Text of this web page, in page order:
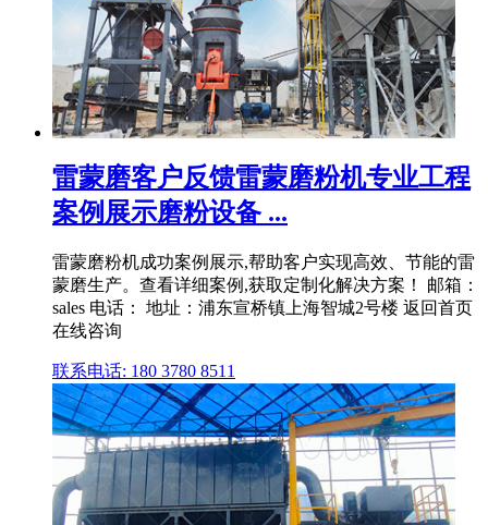
雷蒙磨客户反馈雷蒙磨粉机专业工程
案例展示磨粉设备 ...
雷蒙磨粉机成功案例展示,帮助客户实现高效、节能的雷
蒙磨生产。查看详细案例,获取定制化解决方案！ 邮箱：
sales 电话： 地址：浦东宣桥镇上海智城2号楼 返回首页
在线咨询
联系电话: 180 3780 8511